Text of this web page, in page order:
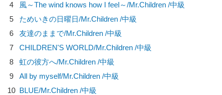
4
風～The wind knows how I feel～/Mr.Children /中級
5
ためいきの日曜日/Mr.Children /中級
6
友達のままで/Mr.Children /中級
7
CHILDREN'S WORLD/Mr.Children /中級
8
虹の彼方へ/Mr.Children /中級
9
All by myself/Mr.Children /中級
10 BLUE/Mr.Children /中級